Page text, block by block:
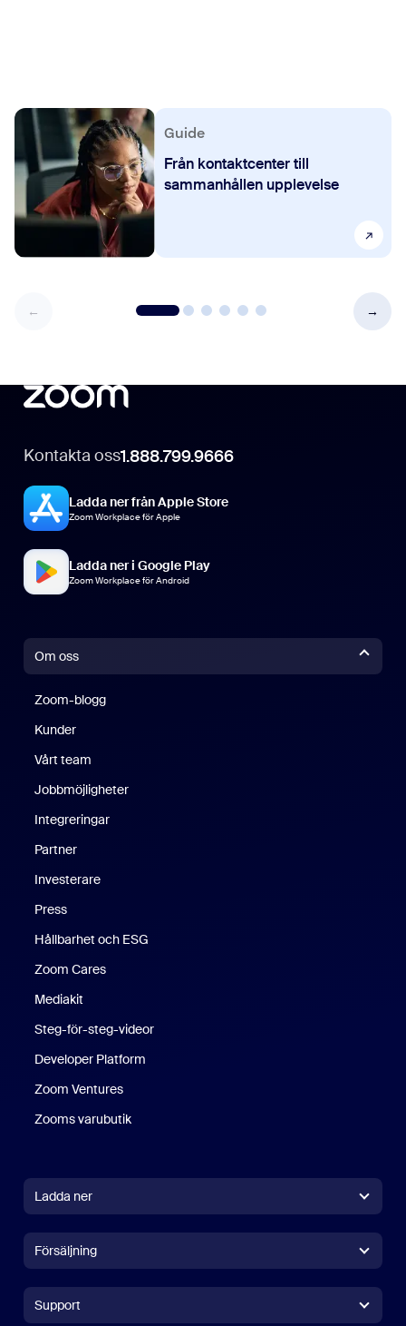
Guide
Från kontaktcenter till
sammanhållen upplevelse
Kontakta oss1.888.799.9666
Ladda ner från Apple Store
Zoom Workplace för Apple
Ladda ner i Google Play
Zoom Workplace för Android
Om oss
Zoom-blogg
Kunder
Vårt team
Jobbmöjligheter
Integreringar
Partner
Investerare
Press
Hållbarhet och ESG
Zoom Cares
Mediakit
Steg-för-steg-videor
Developer Platform
Zoom Ventures
Zooms varubutik
Ladda ner
Zoom Rooms-appZoom Rooms-app
Zoom Rooms Controller
Försäljning
Support
Support